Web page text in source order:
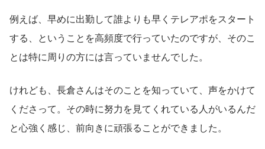
例えば、早めに出勤して誰よりも早くテレアポをスタート
する、ということを高頻度で行っていたのですが、そのこ
とは特に周りの方には言っていませんでした。
けれども、長倉さんはそのことを知っていて、声をかけて
くださって。その時に努力を見てくれている人がいるんだ
と心強く感じ、前向きに頑張ることができました。